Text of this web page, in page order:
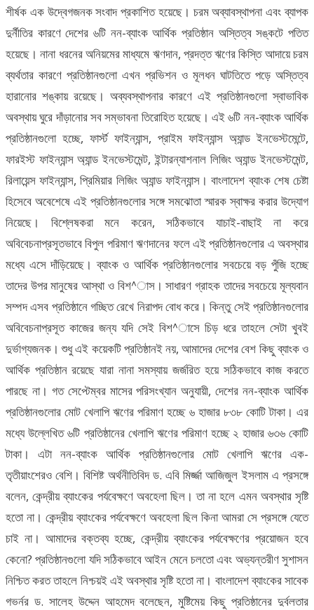
শীর্ষক এক উদ্বেগজনক সংবাদ প্রকাশিত হয়েছে। চরম অব্যাবস্থাপনা এবং ব্যাপক
দুর্নীতির কারণে দেশের ৬টি নন-ব্যাংক আর্থিক প্রতিষ্ঠান অস্তিত্ব সঙ্কটে পতিত
হয়েছে। নানা ধরনের অনিয়মের মাধ্যমে ঋণদান, প্রদত্ত ঋণের কিস্তি আদায়ে চরম
ব্যর্থতার কারণে প্রতিষ্ঠানগুলো এখন প্রভিশন ও মূলধন ঘাটতিতে পড়ে অস্তিত্ব
হারানোর শঙ্কায় রয়েছে। অব্যবস্থাপনার কারণে এই প্রতিষ্ঠানগুলো স্বাভাবিক
অবস্থায় ঘুরে দাঁড়ানোর সব সম্ভাবনা তিরোহিত হয়েছে। এই ৬টি নন-ব্যাংক আর্থিক
প্রতিষ্ঠানগুলো হচ্ছে, ফার্স্ট ফাইন্যান্স, প্রাইম ফাইন্যান্স অ্যান্ড ইনভেস্টমেন্টে,
ফারইস্ট ফাইন্যান্স অ্যান্ড ইনভেস্টমেন্ট, ইন্টারন্যাশনাল লিজিং অ্যান্ড ইনভেস্টমেন্ট,
রিলায়েন্স ফাইন্যান্স, প্রিমিয়ার লিজিং অ্যান্ড ফাইন্যান্স। বাংলাদেশ ব্যাংক শেষ চেষ্টা
হিসেবে অবেশেষে এই প্রতিষ্ঠানগুলোর সঙ্গে সমঝোতা স্মারক স্বাক্ষর করার উদ্যোগ
নিয়েছে। বিশ্লেষকরা মনে করেন, সঠিকভাবে যাচাই-বাছাই না করে
অবিবেচনাপ্রসূতভাবে বিপুল পরিমাণ ঋণদানের ফলে এই প্রতিষ্ঠানগুলোর এ অবস্থার
মধ্যে এসে দাঁড়িয়েছে। ব্যাংক ও আর্থিক প্রতিষ্ঠানগুলোর সবচেয়ে বড় পুঁজি হচ্ছে
তাদের উপর মানুষের আস্থা ও বিশ^াস। সাধারণ গ্রাহক তাদের সবচেয়ে মূল্যবান
সম্পদ এসব প্রতিষ্ঠানে গচ্ছিত রেখে নিরাপদ বোধ করে। কিন্তু সেই প্রতিষ্ঠানগুলোর
অবিবেচনাপ্রসূত কাজের জন্য যদি সেই বিশ^াসে চিড় ধরে তাহলে সেটা খুবই
দুর্ভাগ্যজনক। শুধু এই কয়েকটি প্রতিষ্ঠানই নয়, আমাদের দেশের বেশ কিছু ব্যাংক ও
আর্থিক প্রতিষ্ঠান রয়েছে যারা নানা সমস্যায় জর্জরিত হয়ে সঠিকভাবে কাজ করতে
পারছে না। গত সেপ্টেম্বর মাসের পরিসংখ্যান অনুযায়ী, দেশের নন-ব্যাংক আর্থিক
প্রতিষ্ঠানগুলোর মোট খেলাপি ঋণের পরিমাণ হচ্ছে ৬ হাজার ৮৩৮ কোটি টাকা। এর
মধ্যে উল্লেখিত ৬টি প্রতিষ্ঠানের খেলাপি ঋণের পরিমাণ হচ্ছে ২ হাজার ৬৩৬ কোটি
টাকা। এটা নন-ব্যাংক আর্থিক প্রতিষ্ঠানগুলোর মোট খেলাপি ঋণের এক-
তৃতীয়াংশেরও বেশি। বিশিষ্ট অর্থনীতিবিদ ড. এবি মির্জ্জা আজিজুল ইসলাম এ প্রসঙ্গে
বলেন, কেন্দ্রীয় ব্যাংকের পর্যবেক্ষণে অবহেলা ছিল। তা না হলে এমন অবস্থার সৃষ্টি
হতো না। কেন্দ্রীয় ব্যাংকের পর্যবেক্ষণে অবহেলা ছিল কিনা আমরা সে প্রসঙ্গে যেতে
চাই না। আমাদের বক্তব্য হচ্ছে, কেন্দ্রীয় ব্যাংকের পর্যবেক্ষণের প্রয়োজন হবে
কেনো? প্রতিষ্ঠানগুলো যদি সঠিকভাবে আইন মেনে চলতো এবং অভ্যন্তরীণ সুশাসন
নিশ্চিত করত তাহলে নিশ্চয়ই এই অবস্থার সৃষ্টি হতো না। বাংলাদেশ ব্যাংকের সাবেক
গভর্নর ড. সালেহ উদ্দেন আহমেদ বলেছেন, মুষ্টিমেয় কিছু প্রতিষ্ঠানের দুর্বলতার